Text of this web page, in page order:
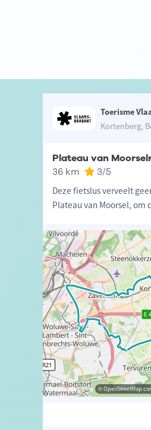
Toerisme
Kortenberg,
Plateau van
36 km 3/5
Deze fietslus verveelt
Plateau van Moorsel, om
© OpenStreetMap
Vlaams-Brabant ©